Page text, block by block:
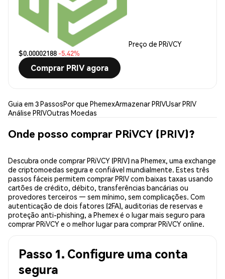
Preço de PRiVCY
$0.00002188 -5.42%
Comprar PRIV agora
Guia em 3 PassosPor que PhemexArmazenar PRIVUsar PRIV
Análise PRIVOutras Moedas
Onde posso comprar PRiVCY (PRIV)?
Descubra onde comprar PRiVCY (PRIV) na Phemex, uma exchange
de criptomoedas segura e confiável mundialmente. Estes três
passos fáceis permitem comprar PRIV com baixas taxas usando
cartões de crédito, débito, transferências bancárias ou
provedores terceiros — sem mínimo, sem complicações. Com
autenticação de dois fatores (2FA), auditorias de reservas e
proteção anti-phishing, a Phemex é o lugar mais seguro para
comprar PRiVCY e o melhor lugar para comprar PRiVCY online.
Passo 1. Configure uma conta
segura